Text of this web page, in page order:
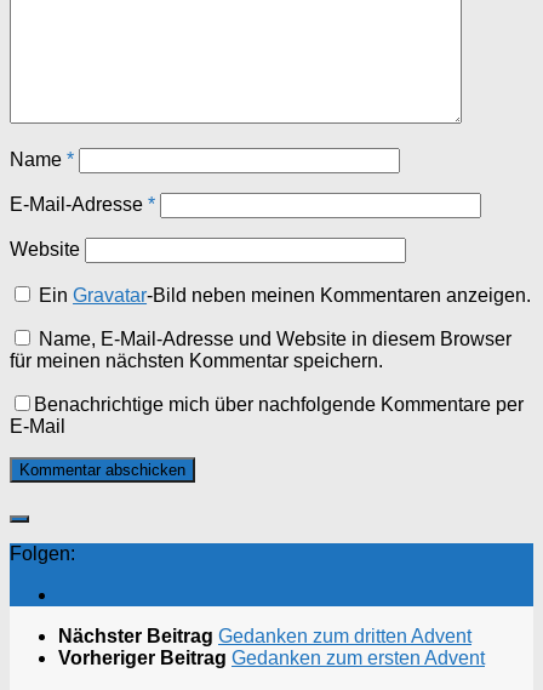
Name *
E-Mail-Adresse *
Website
EinGravatar-Bild neben meinen Kommentaren anzeigen.
Name, E-Mail-Adresse und Website in diesem Browser
für meinen nächsten Kommentar speichern.
Benachrichtige mich über nachfolgende Kommentare per
E-Mail
Folgen:
Nächster Beitrag Gedanken zum dritten Advent
Vorheriger Beitrag Gedanken zum ersten Advent